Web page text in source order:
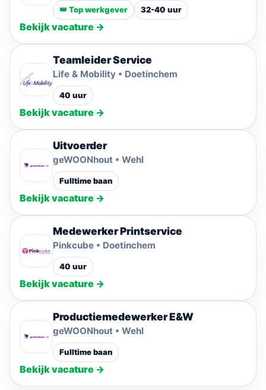
👑 Top werkgever 32-40 uur
Bekijk vacature →
Teamleider Service
Life & Mobility • Doetinchem
40 uur
Bekijk vacature →
Uitvoerder
geWOONhout • Wehl
Fulltime baan
Bekijk vacature →
Medewerker Printservice
Pinkcube • Doetinchem
40 uur
Bekijk vacature →
Productiemedewerker E&W
geWOONhout • Wehl
Fulltime baan
Bekijk vacature →